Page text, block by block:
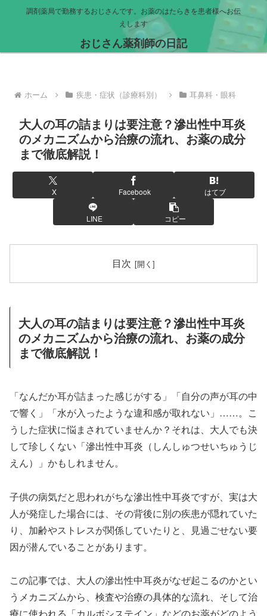
調剤薬局で勤務するおじさんです。お薬のはたらきを患者様へお伝
えします
おじさん薬剤師の日記
ホーム 疾患・症状（診療科別） 耳鼻科・眼科
大人の耳の詰まりは要注意？滲出性中耳炎
のメカニズムから治療の流れ、お薬の成分
まで徹底解説！
X Facebook はてブ
LINE コピー
目次
大人の耳の詰まりは要注意？滲出性中耳炎
のメカニズムから治療の流れ、お薬の成分
まで徹底解説！
「なんだか耳が詰まった感じがする」「自分の声が耳の中
で響く」「水が入ったような違和感が取れない」……。こ
うした症状に悩まされていませんか？それは、大人でも決
して珍しくない「滲出性中耳炎（しんしゅつせいちゅうじ
えん）」かもしれません。
子供の病気だと思われがちな滲出性中耳炎ですが、実は大
人が発症した場合には、その背後に別の疾患が隠れていた
り、加齢やストレスが関係していたりと、見過ごせない要
因が潜んでいることがあります。
この記事では、大人の滲出性中耳炎がなぜ起こるのかとい
うメカニズムから、検査や治療の具体的な流れ、そして治